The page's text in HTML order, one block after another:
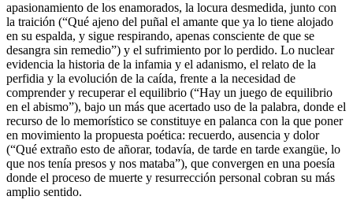
apasionamiento de los enamorados, la locura desmedida, junto con
la traición (“Qué ajeno del puñal el amante que ya lo tiene alojado
en su espalda, y sigue respirando, apenas consciente de que se
desangra sin remedio”) y el sufrimiento por lo perdido. Lo nuclear
evidencia la historia de la infamia y el adanismo, el relato de la
perfidia y la evolución de la caída, frente a la necesidad de
comprender y recuperar el equilibrio (“Hay un juego de equilibrio
en el abismo”), bajo un más que acertado uso de la palabra, donde el
recurso de lo memorístico se constituye en palanca con la que poner
en movimiento la propuesta poética: recuerdo, ausencia y dolor
(“Qué extraño esto de añorar, todavía, de tarde en tarde exangüe, lo
que nos tenía presos y nos mataba”), que convergen en una poesía
donde el proceso de muerte y resurrección personal cobran su más
amplio sentido.